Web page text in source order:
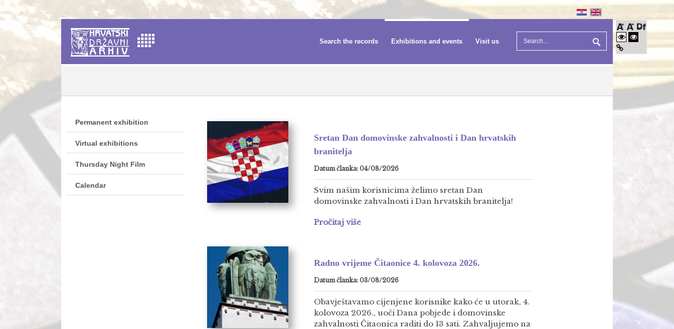
Search the records Exhibitions and events Visit us
Permanent exhibition
Virtual exhibitions
Thursday Night Film
Calendar
Sretan Dan domovinske zahvalnosti i Dan hrvatskih
branitelja
Datum članka: 04/08/2026
Svim našim korisnicima želimo sretan Dan
domovinske zahvalnosti i Dan hrvatskih branitelja!
Pročitaj više
Radno vrijeme Čitaonice 4. kolovoza 2026.
Datum članka: 03/08/2026
Obavještavamo cijenjene korisnike kako će u utorak, 4.
kolovoza 2026., uoči Dana pobjede i domovinske
zahvalnosti Čitaonica raditi do 13 sati. Zahvaljujemo na